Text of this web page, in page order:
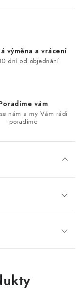
výměna a vrácení
dní od objednání
vám
nám a my Vám rádi
poradíme